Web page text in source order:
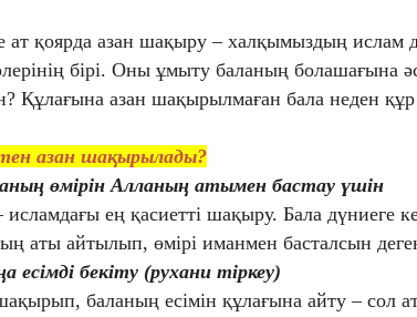
ат қоярда азан шақыру – халқымыздың ислам
бірі. Оны ұмыту баланың болашағына
Құлағына азан шақырылмаған бала неден
азан шақырылады?
өмірін Алланың атымен бастау үшін
исламдағы ең қасиетті шақыру. Бала дүниеге
аты айтылып, өмірі иманмен басталсын
есімді бекіту (рухани тіркеу)
баланың есімін құлағына айту – сол